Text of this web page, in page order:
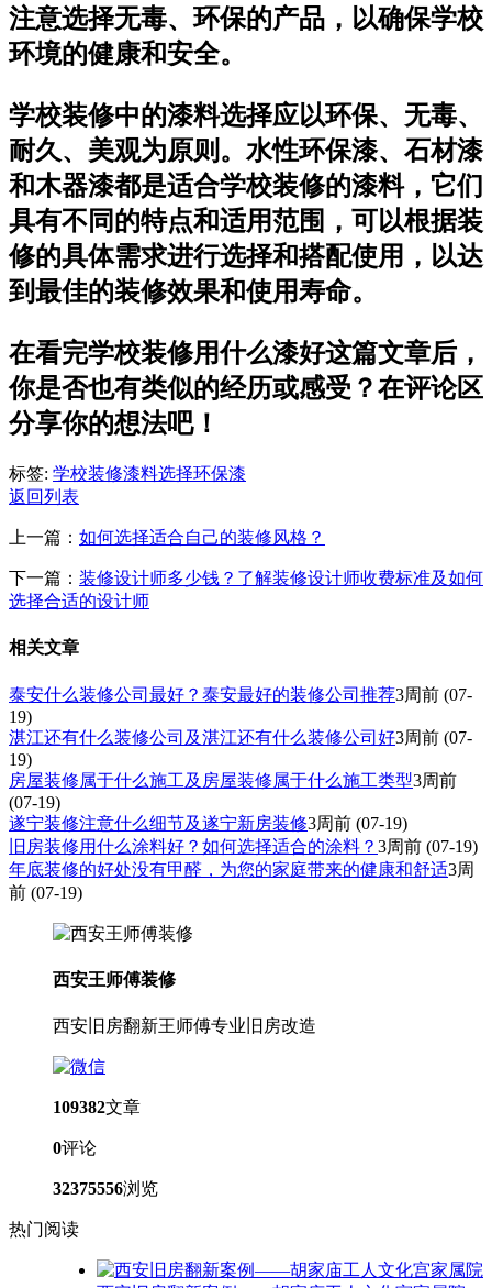
注意选择无毒、环保的产品，以确保学校
环境的健康和安全。
学校装修中的漆料选择应以环保、无毒、
耐久、美观为原则。水性环保漆、石材漆
和木器漆都是适合学校装修的漆料，它们
具有不同的特点和适用范围，可以根据装
修的具体需求进行选择和搭配使用，以达
到最佳的装修效果和使用寿命。
在看完学校装修用什么漆好这篇文章后，
你是否也有类似的经历或感受？在评论区
分享你的想法吧！
标签: 学校装修漆料选择环保漆
返回列表
上一篇： 如何选择适合自己的装修风格？
下一篇： 装修设计师多少钱？了解装修设计师收费标准及如何
选择合适的设计师
相关文章
泰安什么装修公司最好？泰安最好的装修公司推荐3周前 (07-
19)
湛江还有什么装修公司及湛江还有什么装修公司好3周前 (07-
19)
房屋装修属于什么施工及房屋装修属于什么施工类型3周前
(07-19)
遂宁装修注意什么细节及遂宁新房装修3周前 (07-19)
旧房装修用什么涂料好？如何选择适合的涂料？ 3周前 (07-19)
年底装修的好处没有甲醛，为您的家庭带来的健康和舒适3周
前 (07-19)
西安王师傅装修
西安旧房翻新王师傅专业旧房改造
109382文章
0评论
32375556浏览
热门阅读